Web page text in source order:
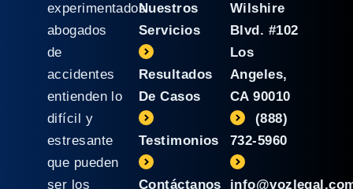
experimentados
abogados
de
accidentes
entienden lo
difícil y
estresante
que pueden
ser los
Nuestros
Servicios
Resultados
De Casos
Testimonios
Contáctanos
Wilshire
Blvd. #102
Los
Angeles,
CA 90010
(888)
732-5960